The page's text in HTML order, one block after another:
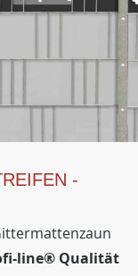
-
line® Qualität